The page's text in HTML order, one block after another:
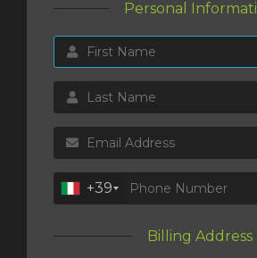
Personal
+39
Billing Address